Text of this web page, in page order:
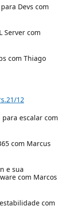
Devs com
Server com
com Thiago
12
escalar com
com Marcus
e sua
com Marcos
com